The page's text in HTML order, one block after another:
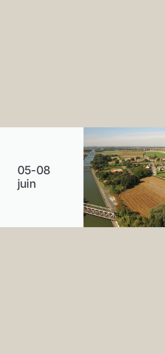
05-08
juin